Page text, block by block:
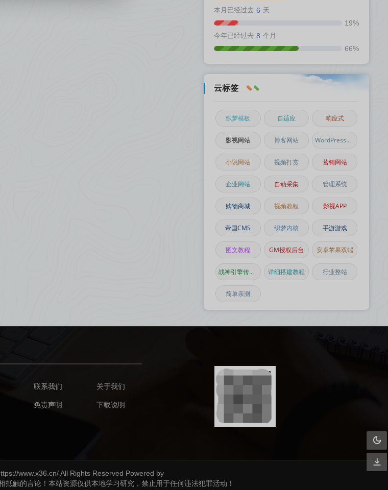
本月已经过去 6 天
19%
今年已经过去 8 个月
66%
云标签
织梦模板 自适应 响应式
影视网站 博客网站 WordPress主题
小说网站 视频打赏 营销网站
企业网站 自动采集 管理系统
购物商城 视频教程 影视APP
帝国CMS 织梦内核 手游游戏
图文教程 GM授权后台 安卓苹果双端
战神引擎传奇手游 详细搭建教程 行业整站
简单亲测
联系我们
关于我们
免责声明 下载说明
www.x36.cn/ All Rights Reserved Powered by
触的言论！本站资源仅供本地学习研究，禁止用于任何违法犯罪活动！